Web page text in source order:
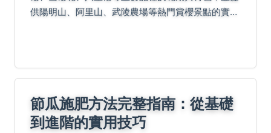
供陽明山、阿里山、武陵農場等熱門賞櫻景點的實用
節瓜施肥方法完整指南：從基礎
到進階的實用技巧